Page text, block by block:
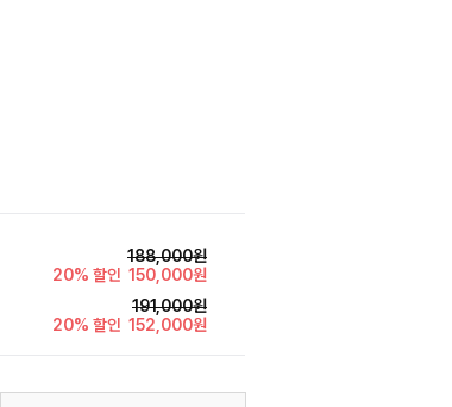
188,000원
20% 할인 150,000원
191,000원
20% 할인 152,000원